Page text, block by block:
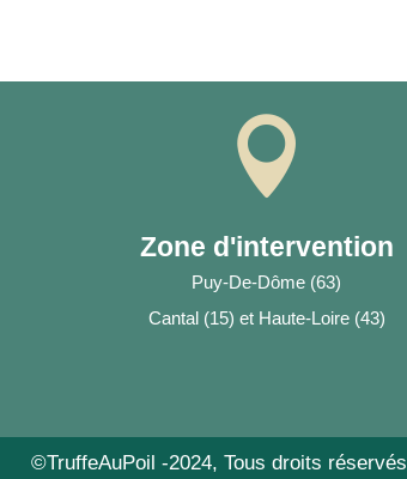

Zone d'intervention
Puy-De-Dôme (63)
Cantal (15) et Haute-Loire (43)
©TruffeAuPoil -2024, Tous droits réservés